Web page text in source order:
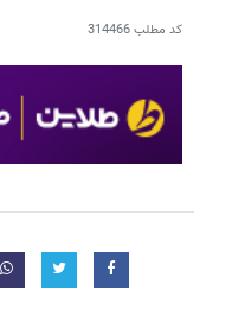
کد مطلب314466